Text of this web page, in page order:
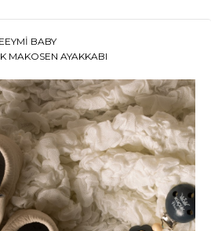
BABY
MAKOSEN AYAKKABI